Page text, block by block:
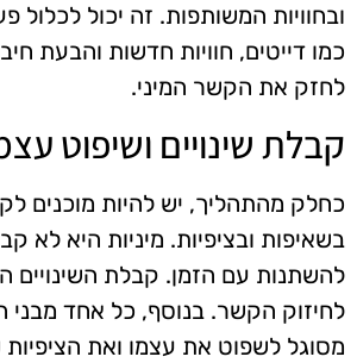
ובחוויות המשותפות. זה יכול לכלול
כמו דייטים, חוויות חדשות והבעת
לחזק את הקשר המיני.
קבלת שינויים ושיפוט
כחלק מהתהליך, יש להיות מוכנים
בשאיפות ובציפיות. מיניות היא לא
להשתנות עם הזמן. קבלת השינויים
לחיזוק הקשר. בנוסף, כל אחד מבני
מסוגל לשפוט את עצמו ואת הציפיות